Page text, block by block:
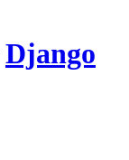
Django